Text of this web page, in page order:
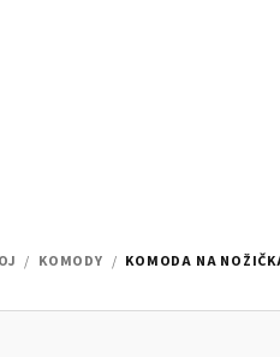
/ KOMODY / KOMODA NA